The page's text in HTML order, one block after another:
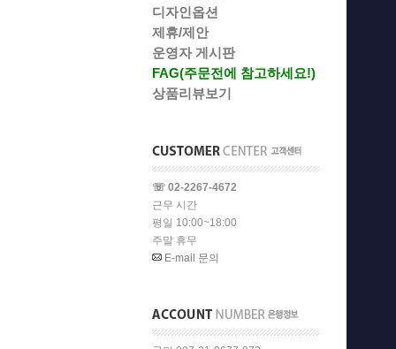
디자인옵션
제휴/제안
운영자 게시판
FAG(주문전에 참고하세요!)
상품리뷰보기
☏ 02-2267-4672
근무 시간
평일 10:00~18:00
주말 휴무
E-mail 문의